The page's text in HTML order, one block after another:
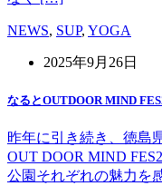
NEWS, SUP, YOGA
2025年9月26日
なるとOUTDOOR MIND
昨年に引き続き、徳島
OUT DOOR MIND
公園それぞれの魅力を